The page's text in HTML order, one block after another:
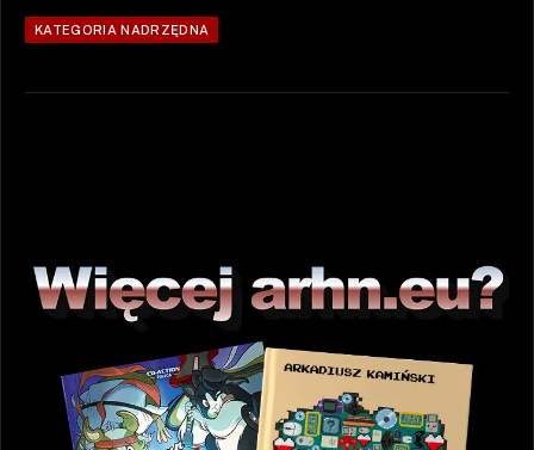
KATEGORIA NADRZĘDNA